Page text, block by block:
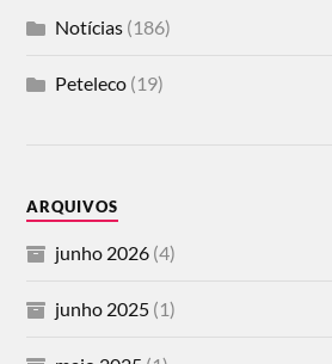
Notícias (186)
Peteleco (19)
ARQUIVOS
junho 2026 (4)
junho 2025 (1)